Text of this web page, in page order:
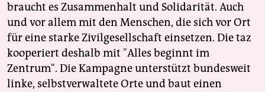
braucht es Zusammenhalt und Solidarität. Auch
und vor allem mit den Menschen, die sich vor Ort
für eine starke Zivilgesellschaft einsetzen. Die taz
kooperiert deshalb mit "Alles beginnt im
Zentrum". Die Kampagne unterstützt bundesweit
linke, selbstverwaltete Orte und baut einen